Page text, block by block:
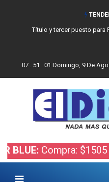
Título y tercer puesto para
07 : 51 : 02 Domingo, 9 De
Compra: $1505 -